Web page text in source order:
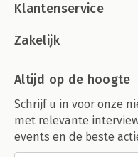
Klantenservice
Zakelijk
Altijd op de hoogte
Schrijf u in voor onze
met relevante
events en de beste